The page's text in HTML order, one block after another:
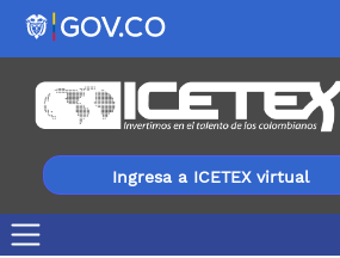
Ingresa a ICETEX virtual